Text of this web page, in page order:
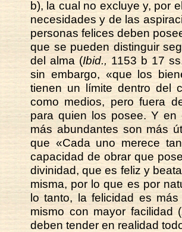
b), la cual no excluye y, por
necesidades y de las
personas felices deben
que se pueden distinguir
del alma (Ibid., 1153 b 17
sin embargo, «que los
tienen un límite dentro del
como medios, pero fuera
para quien los posee. Y en
más abundantes son más
que «Cada uno merece
capacidad de obrar que
divinidad, que es feliz y
misma, por lo que es por
lo tanto, la felicidad es
mismo con mayor facilidad (
deben tender en realidad